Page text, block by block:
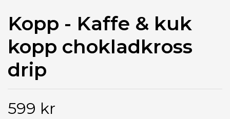
Kopp - Kaffe & kuk
kopp chokladkross
drip
599 kr